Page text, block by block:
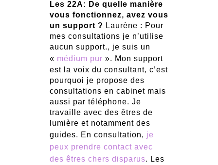
Les 22A: De quelle manière
vous fonctionnez, avez vous
un support ? Laurène : Pour
mes consultations je n’utilise
aucun support., je suis un
« médium pur ». Mon support
est la voix du consultant, c’est
pourquoi je propose des
consultations en cabinet mais
aussi par téléphone. Je
travaille avec des êtres de
lumière et notamment des
guides. En consultation, je
peux prendre contact avec
des êtres chers disparus. Les